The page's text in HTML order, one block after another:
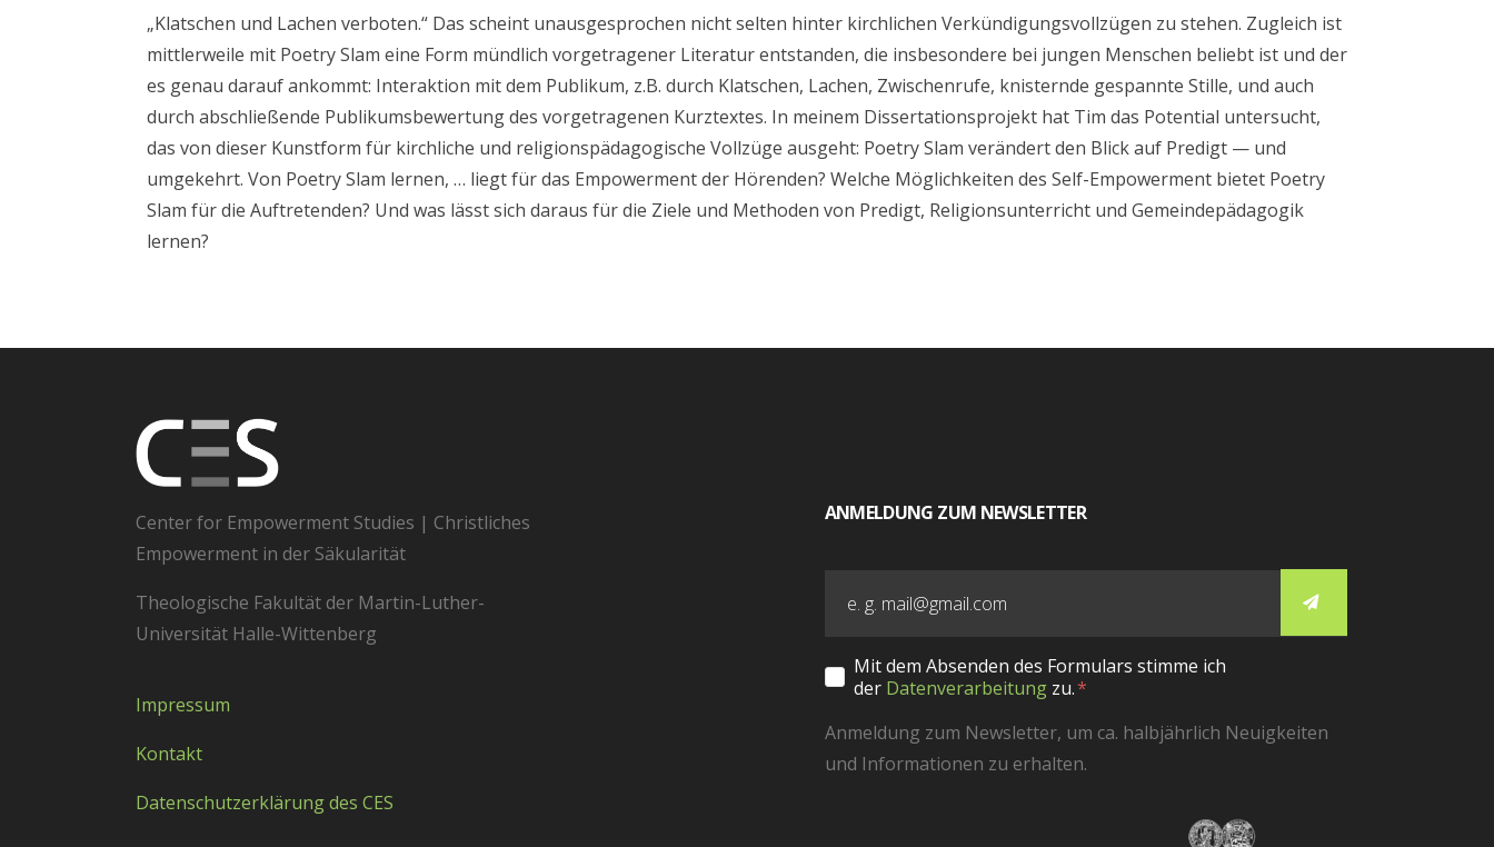
„Klatschen und Lachen verboten.“ Das scheint unausgesprochen nicht selten hinter kirchlichen Verkündigungsvollzügen zu stehen. Zugleich ist
mittlerweile mit Poetry Slam eine Form mündlich vorgetragener Literatur entstanden, die insbesondere bei jungen Menschen beliebt ist und der
es genau darauf ankommt: Interaktion mit dem Publikum, z.B. durch Klatschen, Lachen, Zwischenrufe, knisternde gespannte Stille, und auch
durch abschließende Publikumsbewertung des vorgetragenen Kurztextes. In meinem Dissertationsprojekt hat Tim das Potential untersucht,
das von dieser Kunstform für kirchliche und religionspädagogische Vollzüge ausgeht: Poetry Slam verändert den Blick auf Predigt — und
umgekehrt. Von Poetry Slam lernen, … liegt für das Empowerment der Hörenden? Welche Möglichkeiten des Self-Empowerment bietet Poetry
Slam für die Auftretenden? Und was lässt sich daraus für die Ziele und Methoden von Predigt, Religionsunterricht und Gemeindepädagogik
lernen?
Center for Empowerment Studies | Christliches
Empowerment in der Säkularität
Theologische Fakultät der Martin-Luther-
Universität Halle-Wittenberg
Impressum
Kontakt
Datenschutzerklärung des CES
ANMELDUNG ZUM NEWSLETTER
Mit dem Absenden des Formulars stimme ich
der Datenverarbeitungzu.
Anmeldung zum Newsletter, um ca. halbjährlich Neuigkeiten
und Informationen zu erhalten.